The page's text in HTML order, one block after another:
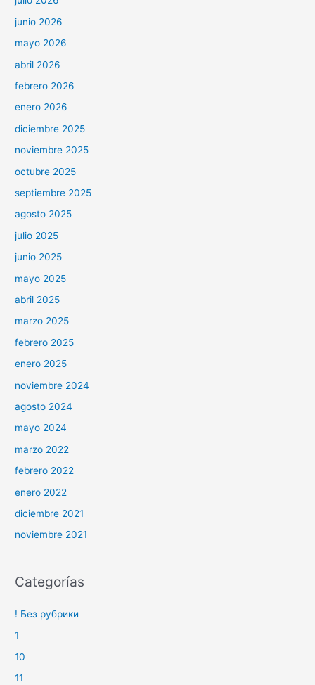
junio 2026
mayo 2026
abril 2026
febrero 2026
enero 2026
diciembre 2025
noviembre 2025
octubre 2025
septiembre 2025
agosto 2025
julio 2025
junio 2025
mayo 2025
abril 2025
marzo 2025
febrero 2025
enero 2025
noviembre 2024
agosto 2024
mayo 2024
marzo 2022
febrero 2022
enero 2022
diciembre 2021
noviembre 2021
Categorías
! Без рубрики
1
10
11